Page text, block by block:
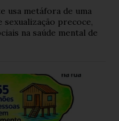
usa metáfora de uma
sexualização precoce,
na saúde mental de